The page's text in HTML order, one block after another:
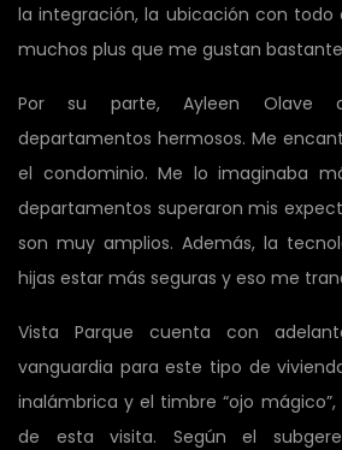
la integración, la ubicación con
muchos plus que me gustan
Por su parte, Ayleen Olave
departamentos hermosos. Me
el condominio. Me lo imaginaba
departamentos superaron mis
son muy amplios. Además, la
hijas estar más seguras y eso me
Vista Parque cuenta con
vanguardia para este tipo de
inalámbrica y el timbre “ojo
de esta visita. Según el